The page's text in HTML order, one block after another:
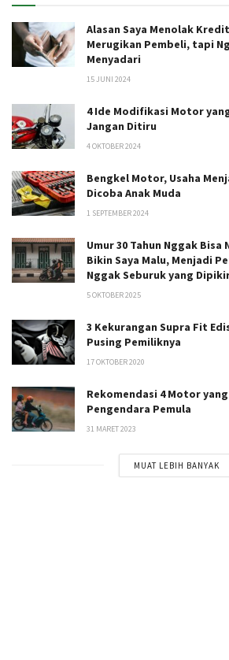
Alasan Saya Menolak
Merugikan Pembeli, tapi
Menyadari
15 JUNI 2024
4 Ide Modifikasi Motor
Jangan Ditiru
4 OKTOBER 2024
Bengkel Motor, Usaha
Dicoba Anak Muda
1 SEPTEMBER 2024
Umur 30 Tahun Nggak
Bikin Saya Malu, Menjadi
Nggak Seburuk yang
5 OKTOBER 2025
3 Kekurangan Supra Fit
Pusing Pemiliknya
17 OKTOBER 2020
Rekomendasi 4 Motor
Pengendara Pemula
31 MARET 2023
MUAT LEBIH BANYAK